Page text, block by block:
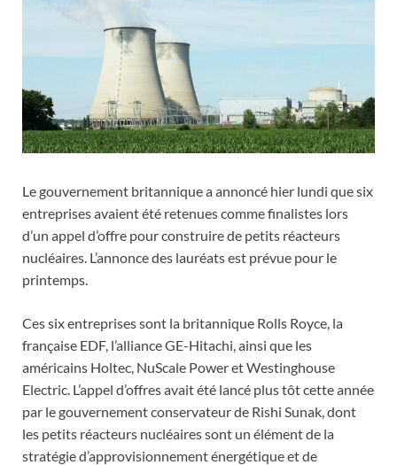
Le gouvernement britannique a annoncé hier lundi que six
entreprises avaient été retenues comme finalistes lors
d’un appel d’offre pour construire de petits réacteurs
nucléaires. L’annonce des lauréats est prévue pour le
printemps.
Ces six entreprises sont la britannique Rolls Royce, la
française EDF, l’alliance GE-Hitachi, ainsi que les
américains Holtec, NuScale Power et Westinghouse
Electric. L’appel d’offres avait été lancé plus tôt cette année
par le gouvernement conservateur de Rishi Sunak, dont
les petits réacteurs nucléaires sont un élément de la
stratégie d’approvisionnement énergétique et de